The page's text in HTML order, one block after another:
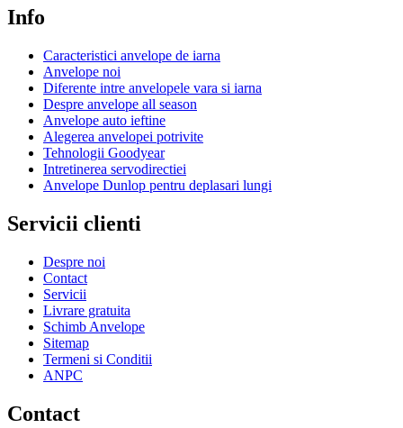
Info
Caracteristici anvelope de iarna
Anvelope noi
Diferente intre anvelopele vara si iarna
Despre anvelope all season
Anvelope auto ieftine
Alegerea anvelopei potrivite
Tehnologii Goodyear
Intretinerea servodirectiei
Anvelope Dunlop pentru deplasari lungi
Servicii clienti
Despre noi
Contact
Servicii
Livrare gratuita
Schimb Anvelope
Sitemap
Termeni si Conditii
ANPC
Contact